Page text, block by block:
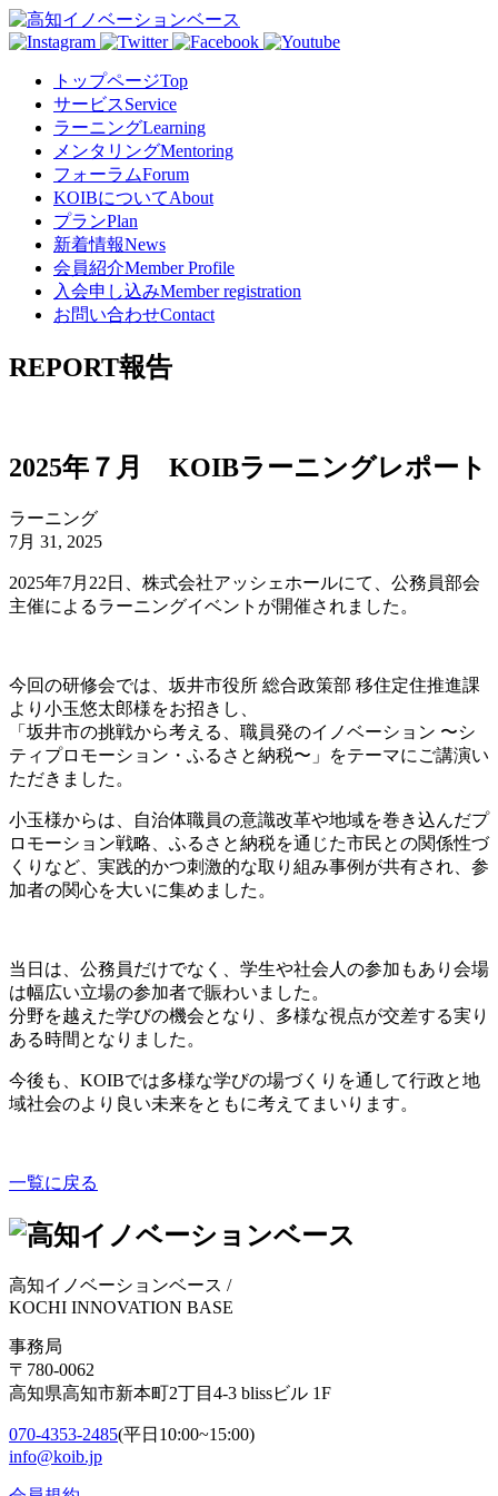
トップページTop
サービスService
ラーニングLearning
メンタリングMentoring
フォーラムForum
KOIBについてAbout
プランPlan
新着情報News
会員紹介Member Profile
入会申し込みMember registration
お問い合わせContact
REPORT報告
2025年７月 KOIBラーニングレポート
ラーニング
7月 31, 2025
2025年7月22日、株式会社アッシェホールにて、公務員部会
主催によるラーニングイベントが開催されました。
今回の研修会では、坂井市役所 総合政策部 移住定住推進課
より小玉悠太郎様をお招きし、
「坂井市の挑戦から考える、職員発のイノベーション 〜シ
ティプロモーション・ふるさと納税〜」をテーマにご講演い
ただきました。
小玉様からは、自治体職員の意識改革や地域を巻き込んだプ
ロモーション戦略、ふるさと納税を通じた市民との関係性づ
くりなど、実践的かつ刺激的な取り組み事例が共有され、参
加者の関心を大いに集めました。
当日は、公務員だけでなく、学生や社会人の参加もあり会場
は幅広い立場の参加者で賑わいました。
分野を越えた学びの機会となり、多様な視点が交差する実り
ある時間となりました。
今後も、KOIBでは多様な学びの場づくりを通して行政と地
域社会のより良い未来をともに考えてまいります。
一覧に戻る
高知イノベーションベース /
KOCHI INNOVATION BASE
事務局
〒780-0062
高知県高知市新本町2丁目4-3 blissビル 1F
070-4353-2485(平日10:00~15:00)
info@koib.jp